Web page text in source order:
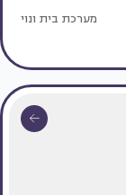
מערכת בית ונוי